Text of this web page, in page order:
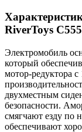
RiverToys
Электромобиль
который
мотор-редуктора
двухместным
безопасности.
смягчают езду по
обеспечивают